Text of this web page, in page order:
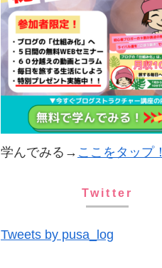
学んでみる→ ここをタップ！
Twitter
Tweets by pusa_log